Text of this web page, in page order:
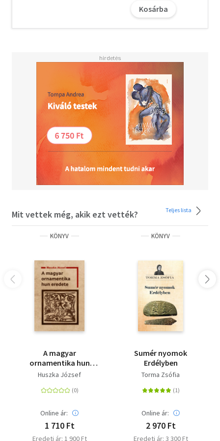
Kosárba
Mit vettek még, akik ezt vették? Teljes lista
KÖNYV
A magyar
ornamentika hun
eredete
Huszka József
Online ár:
1 710 Ft
Eredeti ár: 1 900 Ft
KÖNYV
Sumér nyomok
Erdélyben
Torma Zsófia
Online ár:
2 970 Ft
Eredeti ár: 3 300 Ft